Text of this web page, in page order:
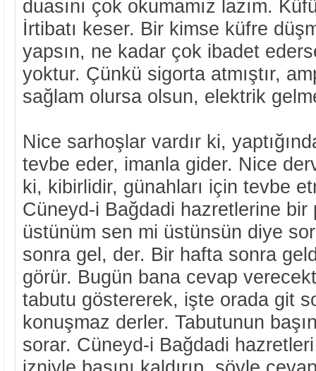
duasını çok okumamız lazım.
İrtibatı keser. Bir kimse küfre
yapsın, ne kadar çok ibadet
yoktur. Çünkü sigorta atmıştır,
sağlam olursa olsun, elektrik
Nice sarhoşlar vardır ki,
tevbe eder, imanla gider. Nice
ki, kibirlidir, günahları için tevbe
Cüneyd-i Bağdadi hazretlerine bir
üstünüm sen mi üstünsün diye
sonra gel, der. Bir hafta sonra
görür. Bugün bana cevap
tabutu göstererek, işte orada git
konuşmaz derler. Tabutunun
sorar. Cüneyd-i Bağdadi